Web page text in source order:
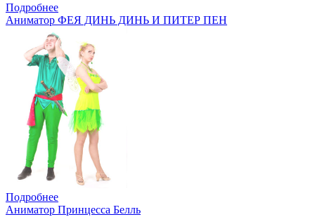
Подробнее
Аниматор ФЕЯ ДИНЬ ДИНЬ И ПИТЕР ПЕН
Подробнее
Аниматор Принцесса Белль